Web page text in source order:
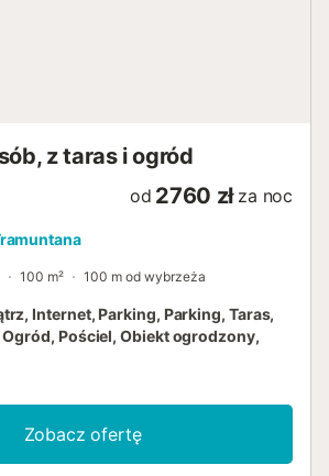
z taras i ogród
od 2760 zł za noc
100 m² 100 m od wybrzeża
Internet, Parking, Parking, Taras,
Pościel, Obiekt ogrodzony,
Zobacz ofertę